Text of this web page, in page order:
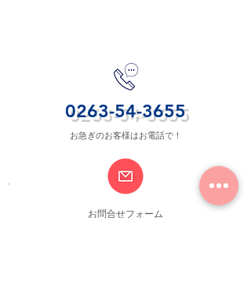
​お問合せフォーム
0263-54-3655
お急ぎのお客様はお電話で！